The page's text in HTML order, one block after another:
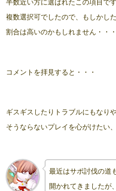
半数近い方に選ばれたこの項目です
複数選択可でしたので、もしかし
割合は高いのかもしれません・・
コメントを拝見すると・・・
ギスギスしたりトラブルにもなり
そうならないプレイを心がけたい
最近はサポ討伐の道
開かれてきましたが、